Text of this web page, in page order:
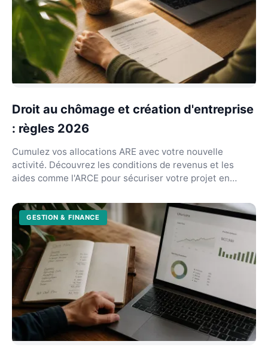
Droit au chômage et création d'entreprise
: règles 2026
Cumulez vos allocations ARE avec votre nouvelle
activité. Découvrez les conditions de revenus et les
aides comme l'ARCE pour sécuriser votre projet en
GESTION & FINANCE